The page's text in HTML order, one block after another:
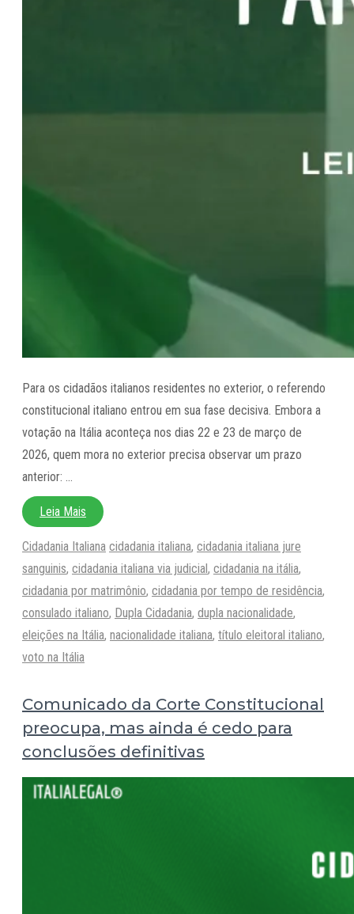
Para os cidadãos italianos residentes no exterior, o referendo
constitucional italiano entrou em sua fase decisiva. Embora a
votação na Itália aconteça nos dias 22 e 23 de março de
2026, quem mora no exterior precisa observar um prazo
anterior: …
Leia Mais
Categorias
Cidadania Italiana Tags
cidadania italiana, cidadania italiana jure
sanguinis, cidadania italiana via judicial, cidadania na itália,
cidadania por matrimônio, cidadania por tempo de residência,
consulado italiano, Dupla Cidadania, dupla nacionalidade,
eleições na Itália, nacionalidade italiana, título eleitoral italiano,
voto na Itália
Comunicado da Corte Constitucional
preocupa, mas ainda é cedo para
conclusões definitivas